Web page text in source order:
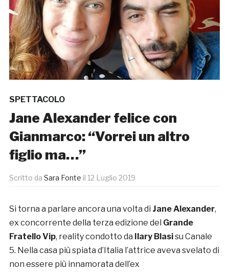
SPETTACOLO
Jane Alexander felice con
Gianmarco: “Vorrei un altro
figlio ma…”
Scritto da Sara Fonte il 12 Luglio 2019
Si torna a parlare ancora una volta di Jane Alexander,
ex concorrente della terza edizione del Grande
Fratello Vip, reality condotto da Ilary Blasisu Canale
5. Nella casa più spiata d’Italia l’attrice aveva svelato di
non essere più innamorata dell’ex